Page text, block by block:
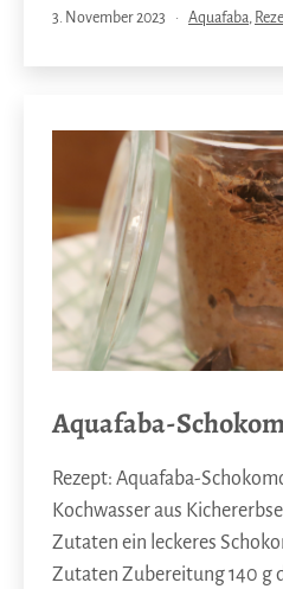
Veröffentlicht
3. November 2023
Kategorisiert
Aquafaba,
Aquafaba-
Rezept: Aquafaba-
Kochwasser aus
Zutaten ein leckeres
Zutaten Zubereitung 140 g